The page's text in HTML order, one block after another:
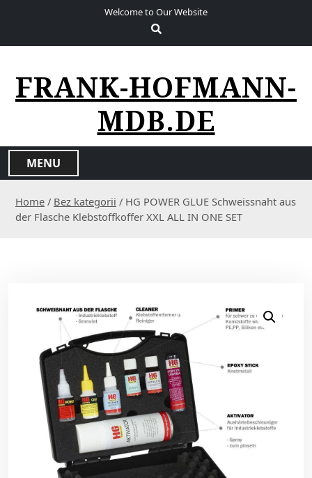
Welcome to Our Website
FRANK-HOFMANN-
MDB.DE
MENU
Home / Bez kategorii / HG POWER GLUE Schweissnaht aus
der Flasche Klebstoffkoffer XXL ALL IN ONE SET